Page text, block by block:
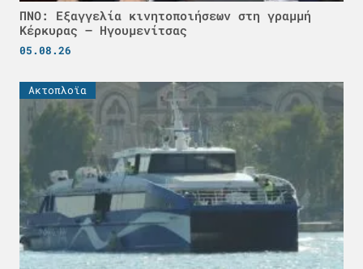
ΠΝΟ: Εξαγγελία κινητοποιήσεων στη γραμμή
Κέρκυρας – Ηγουμενίτσας
05.08.26
Ακτοπλοϊα